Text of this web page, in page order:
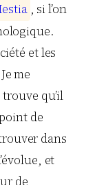
estia , si l’on
et les
me
qu’il
de
dans
et